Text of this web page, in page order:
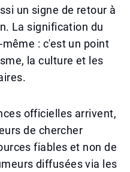
un signe de retour à
La signification du
même : c'est un point
la culture et les
officielles arrivent,
de chercher
fiables et non de
diffusées via les